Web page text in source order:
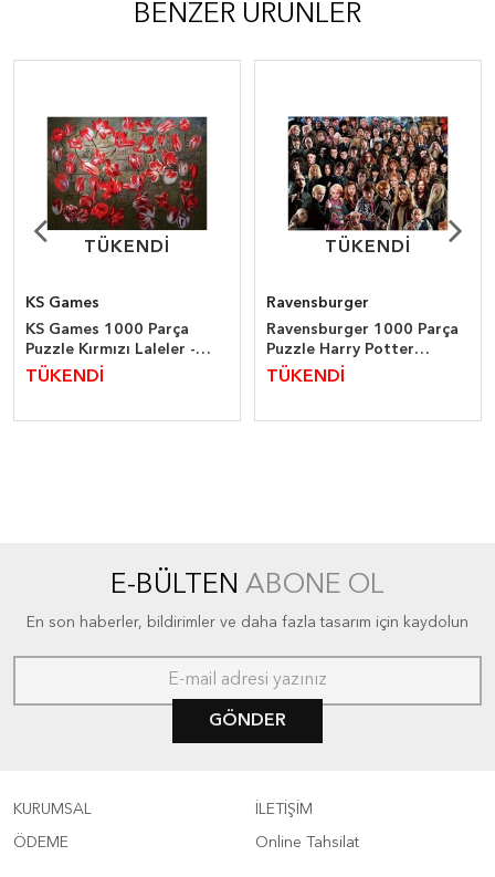
BENZER ÜRÜNLER
TÜKENDİ
TÜKENDİ
KS Games
KS Games 1000 Parça
Puzzle Kırmızı Laleler -
İsmail Acar
TÜKENDİ
TÜKENDİ
TÜKENDİ
Ravensburger
Ravensburger 1000 Parça
Puzzle Harry Potter
Katakterleri
TÜKENDİ
E-BÜLTEN ABONE OL
En son haberler, bildirimler ve daha fazla tasarım için kaydolun
GÖNDER
KURUMSAL
ÖDEME
İLETİŞİM
Online Tahsilat